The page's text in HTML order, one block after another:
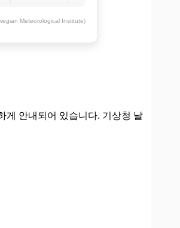
Meteorological Institute)
게 안내되어 있습니다. 기상청 날